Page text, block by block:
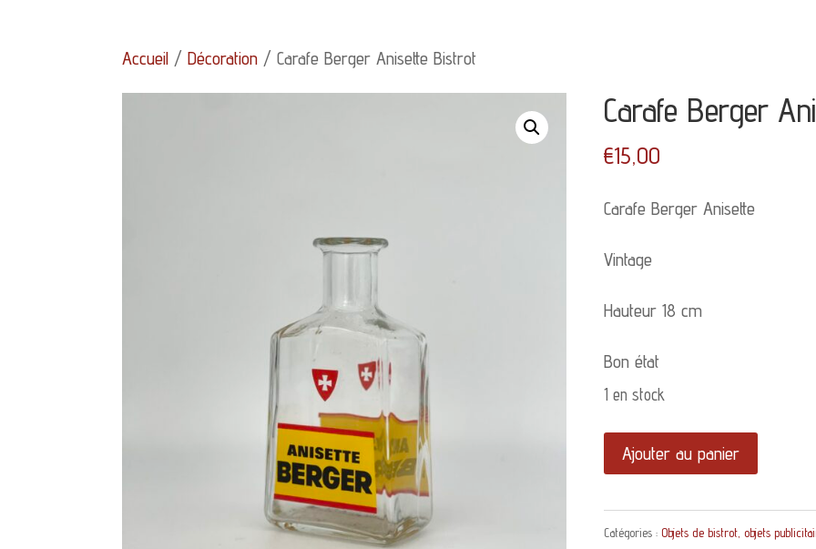
Accueil /Décoration / Carafe Berger Anisette Bistrot
Carafe Berger
€15,00
Carafe Berger Anisette
Vintage
Hauteur 18 cm
Bon état
1 en stock
quantité
de
Carafe
Ajouter au panier
Catégories : Objets de bistrot, objets